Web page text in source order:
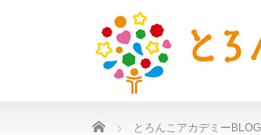
Home とろんこアカデミーBLOG